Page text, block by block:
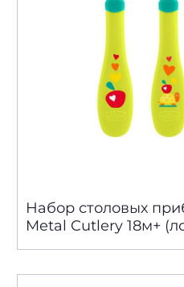
Набор столовых
Metal Cutlery 18м+